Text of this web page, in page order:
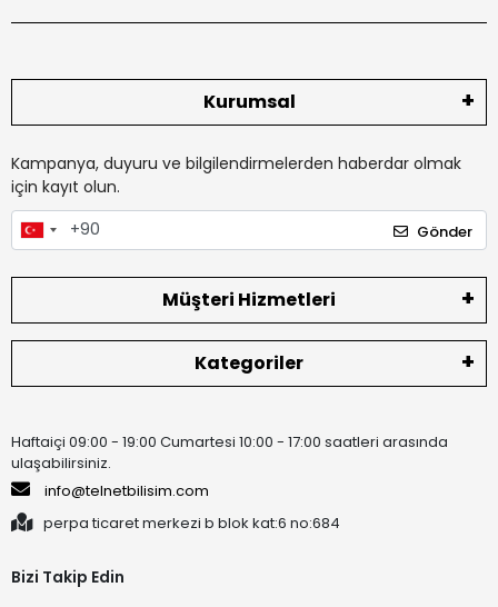
Kurumsal
Kampanya, duyuru ve bilgilendirmelerden haberdar olmak
için kayıt olun.
Gönder
Müşteri Hizmetleri
Kategoriler
Haftaiçi 09:00 - 19:00 Cumartesi 10:00 - 17:00 saatleri arasında
ulaşabilirsiniz.
info@telnetbilisim.com
perpa ticaret merkezi b blok kat:6 no:684
Bizi Takip Edin